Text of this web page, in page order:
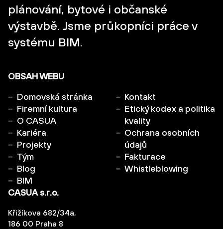
plánování, bytové i občanské
výstavbě. Jsme průkopníci práce v
systému BIM.
CASUA s.r.o.
Křižíkova 682/34a,
186 00 Praha 8
OBSAH WEBU
Domovská stránka
Firemní kultura
O CASUA
Kariéra
Projekty
Tým
Blog
BIM
Kontakt
Etický kodex a politika
kvality
Ochrana osobních
údajů
Fakturace
Whistleblowing